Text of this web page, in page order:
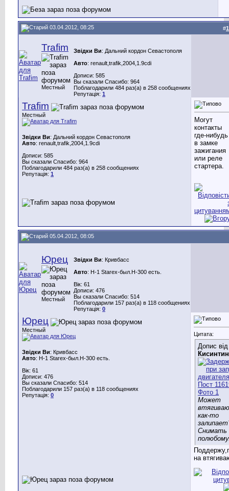
03.04.2012, 08:25 #
Trafim
Местный
Звідки Ви: Дальний кордон Севастополя
Авто: renault,trafik,2004,1.9cdi
Дописи: 585
Вы сказали Спасибо: 964
Поблагодарили 484 раз(а) в 258 сообщениях
Репутація: 1
Trafim
Местный
Звідки Ви: Дальний кордон Севастополя
Авто: renault,trafik,2004,1.9cdi
Дописи: 585
Вы сказали Спасибо: 964
Поблагодарили 484 раз(а) в 258 сообщениях
Репутація: 1
Могут
контакты
где-нибудь
в замке
зажигания
или реле
стартера.
05.04.2012, 08:05
Юрец
Местный
Звідки Ви: Кривбасс
Авто: H-1 Starex-был.Н-300 есть.
Вік: 61
Дописи: 476
Вы сказали Спасибо: 514
Поблагодарили 157 раз(а) в 118 сообщениях
Репутація: 0
Юрец
Местный
Звідки Ви: Кривбасс
Авто: H-1 Starex-был.Н-300 есть.
Вік: 61
Дописи: 476
Вы сказали Спасибо: 514
Поблагодарили 157 раз(а) в 118 сообщениях
Репутація: 0
Цитата:
Допис від
Кисинтин
Может
как-то
Снимать
на